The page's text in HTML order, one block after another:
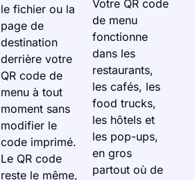
le fichier ou la
page de
destination
derrière votre
QR code de
menu à tout
moment sans
modifier le
code imprimé.
Le QR code
reste le même,
Votre QR code
de menu
fonctionne
dans les
restaurants,
les cafés, les
food trucks,
les hôtels et
les pop-ups,
en gros
partout où de